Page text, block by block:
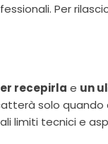
Per
recepirla e un
solo quando
limiti tecnici e